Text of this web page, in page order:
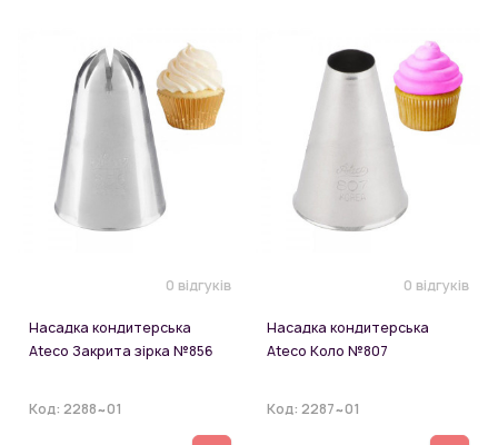
0 відгуків
Насадка кондитерська
Ateco Закрита зірка №856
Код: 2288~01
0 відгуків
Насадка кондитерська
Ateco Коло №807
Код: 2287~01